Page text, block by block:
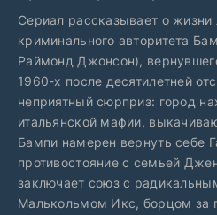
Сериал рассказывает о жизни
криминального авторитета
Раймонд Джонсон),
1960-х после десятилетней
неприятный сюрприз: город
итальянской мафии,
Бампи намерен вернуть себе
противостояние с семьей
заключает союз с
Малькольмом Икс, борцом за